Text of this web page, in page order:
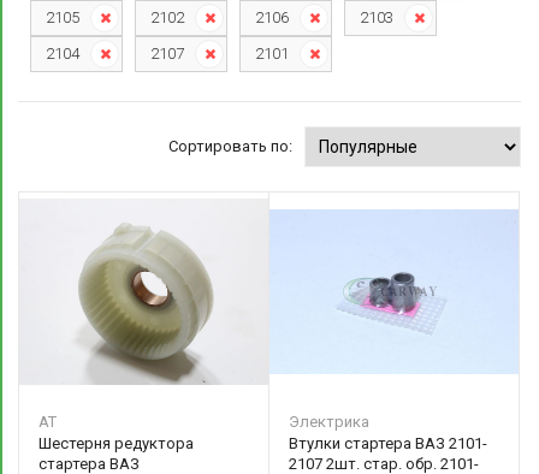
2105
2102 2106
2103
2104
2107 2101
Сортировать по:
AT
Шестерня редуктора
стартера ВАЗ
Электрика
Втулки стартера ВАЗ 2101-
2107 2шт. стар. обр. 2101-